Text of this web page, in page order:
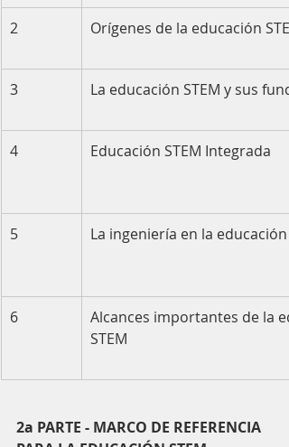
2 Orígenes de la educación
3 La educación STEM y sus
4 Educación STEM Integrada
5 La ingeniería en la educación
6
Alcances importantes de la
STEM
2a PARTE - MARCO DE REFERENCIA